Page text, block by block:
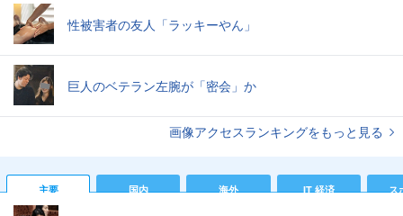
性被害者の友人「ラッキーやん」
巨人のベテラン左腕が「密会」か
画像アクセスランキングをもっと見る
主要 国内 海外 IT 経済 ス